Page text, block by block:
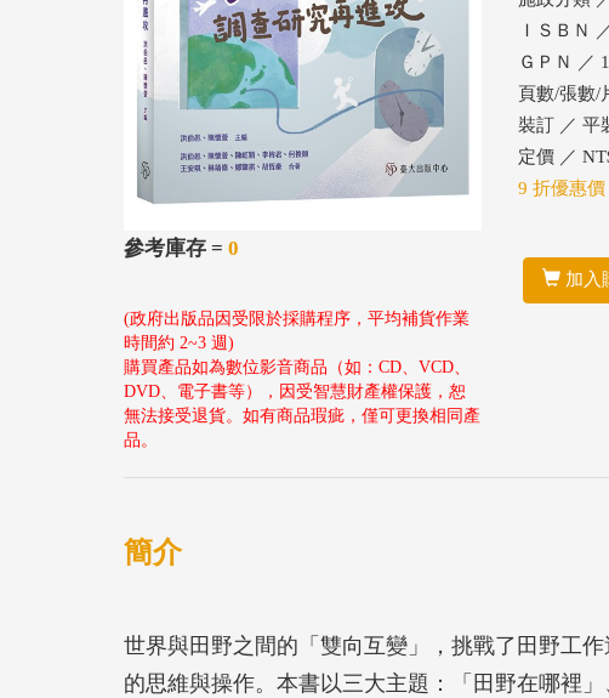
參考庫存 = 0
(政府出版品因受限於採購程序，平均補貨作業
時間約 2~3 週)
購買產品如為數位影音商品（如：CD、VCD、
DVD、電子書等），因受智慧財產權保護，恕
無法接受退貨。如有商品瑕疵，僅可更換相同產
品。
ＩＳＢＮ
ＧＰＮ ／
頁數/張數/
裝訂 ／ 平
定價 ／
9 折優惠價
加入
簡介
世界與田野之間的「雙向互變」，挑戰了田野工
的思維與操作。本書以三大主題：「田野在哪裡